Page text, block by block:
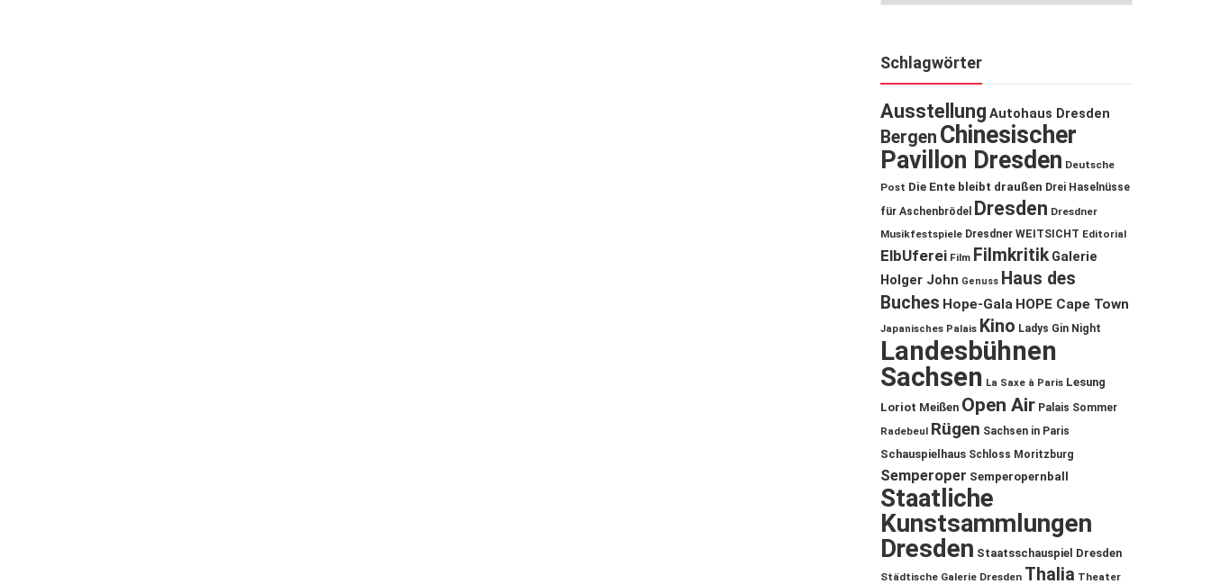
Schlagwörter
Ausstellung Autohaus Dresden
Bergen Chinesischer
Pavillon Dresden Deutsche
Post Die Ente bleibt draußen Drei Haselnüsse
für Aschenbrödel
Dresden Dresdner
Musikfestspiele Dresdner WEITSICHT Editorial
ElbUferei Film Filmkritik Galerie
Holger John Genuss Haus des
Buches Hope-Gala HOPE Cape Town
Japanisches Palais Kino Ladys Gin Night
Landesbühnen
Sachsen La Saxe à Paris Lesung
Loriot Meißen Open Air Palais Sommer
Radebeul Rügen Sachsen in Paris
Schauspielhaus Schloss Moritzburg
Semperoper Semperopernball
Staatliche
Kunstsammlungen
Dresden Staatsschauspiel Dresden
Städtische Galerie Dresden Thalia Theater